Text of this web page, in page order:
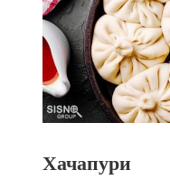
Хачапури